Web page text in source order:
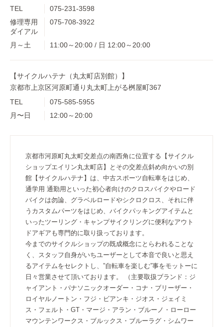
TEL
075-231-3598
修理専用
ダイアル
075-708-3922
月～土 11:00～20:00 / 日 12:00～20:00
【サイクルハテナ（丸太町店別館）】
京都市上京区河原町通り丸太町上がる桝屋町367
TEL
075-585-5955
月〜日
12:00～20:00
京都市河原町丸太町交差点の南西角に位置する【サイクル
ショップエイリン丸太町店】とその交差点斜め向かいの別
館【サイクルハテナ】は、中古スポーツ自転車をはじめ、
通学用 通勤用といった初心者向けのクロスバイクやロード
バイクは勿論、グラベルロードやシクロクロス、それに伴
うカスタムパーツをはじめ、バイクパッキングアイテムと
いったツーリング・キャンプサイクリングに便利なアウト
ドアギアも専門的に取り扱っております。
今までのサイクルショップの既成概念にとらわれることな
く、スタッフ自身がいちユーザーとして本音で良いと思え
るアイテムをセレクトし、”自転車を楽しむ”事をモットーに
日々営業させて頂いております。 （主要取扱ブランド：ジ
ャイアント・パナソニックオーダー・コナ・ブリーザー・
ロイヤルノートン・フジ・ビアンキ・ジオス・ジェイミ
ス・フェルト・GT・マージ・アラン・ブルーノ・ローロー
マウンテンワークス・ブルックス・ブルーラグ・シムワー